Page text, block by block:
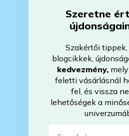
termékemet?
Milyen szoftverek
telepítve a laptopra?
Mit jelent, hogy
kiosztású európai/
a billentyűzet?
Szeretne
Szakértői tippek,
blogcikkek,
kedvezmény,
feletti vásárlásnál
fel, és vissza
lehetőségek a